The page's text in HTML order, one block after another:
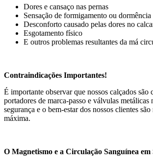
Dores e cansaço nas pernas
Sensação de formigamento ou dormência
Desconforto causado pelas dores no
Esgotamento físico
E outros problemas resultantes da má
Contraindicações Importantes!
É importante observar que nossos calçados são
portadores de marca-passo e válvulas metálicas
segurança e o bem-estar dos nossos clientes
máxima.
O Magnetismo e a Circulação Sanguínea